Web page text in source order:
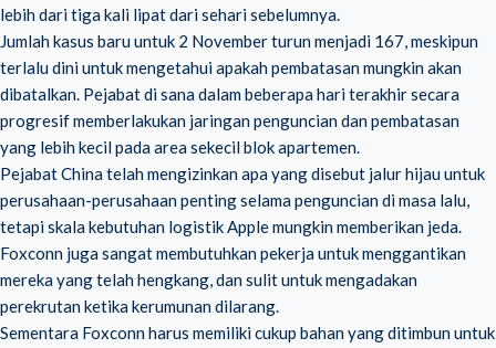
lebih dari tiga kali lipat dari sehari sebelumnya.
Jumlah kasus baru untuk 2 November turun menjadi 167, meskipun
terlalu dini untuk mengetahui apakah pembatasan mungkin akan
dibatalkan. Pejabat di sana dalam beberapa hari terakhir secara
progresif memberlakukan jaringan penguncian dan pembatasan
yang lebih kecil pada area sekecil blok apartemen.
Pejabat China telah mengizinkan apa yang disebut jalur hijau untuk
perusahaan-perusahaan penting selama penguncian di masa lalu,
tetapi skala kebutuhan logistik Apple mungkin memberikan jeda.
Foxconn juga sangat membutuhkan pekerja untuk menggantikan
mereka yang telah hengkang, dan sulit untuk mengadakan
perekrutan ketika kerumunan dilarang.
Sementara Foxconn harus memiliki cukup bahan yang ditimbun untuk